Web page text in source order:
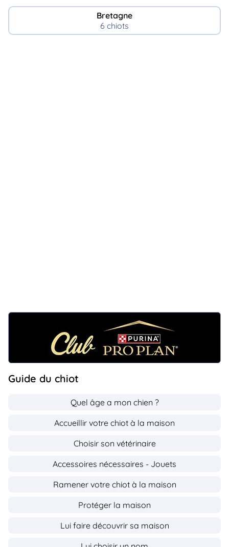
Bretagne
6 chiots
Guide du chiot
Quel âge a mon chien ?
Accueillir votre chiot à la maison
Choisir son vétérinaire
Accessoires nécessaires - Jouets
Ramener votre chiot à la maison
Protéger la maison
Lui faire découvrir sa maison